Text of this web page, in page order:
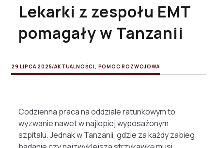
Lekarki z zespołu EMT
pomagały w Tanzanii
29 LIPCA 2025/AKTUALNOŚCI , POMOC ROZWOJOWA
Codzienna praca na oddziale ratunkowym to
wyzwanie nawet w najlepiej wyposażonym
szpitalu. Jednak w Tanzanii, gdzie za każdy zabieg